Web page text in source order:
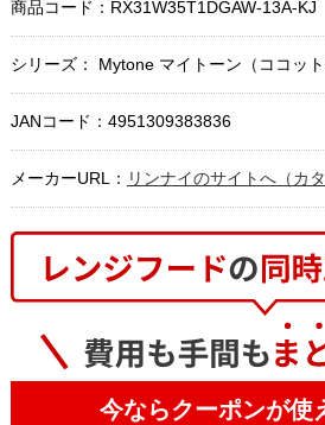
商品コード： RX31W35T1DGAW-13A-KJ
シリーズ： Mytone マイトーン（ココット
JANコード：4951309383836
メーカーURL： リンナイのサイトへ（カ
今ならクーポンが使